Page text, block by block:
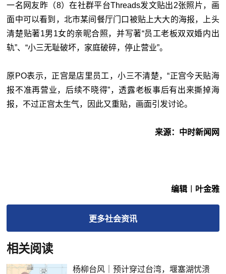
一名网友昨（8）在社群平台Threads发文贴出2张照片，画
面中可以看到，北市某间餐厅门口被贴上大大的海报，上头
清楚贴著1男1女的亲昵合照，并写著“员工老板双双婚内出
轨”、“小三无耻破坏，家庭破碎，停止营业”。
原PO表示，正宫是店里员工，小三不清楚，“正宫今天贴海
报不准再营业，后续不晓得”，透露老板事后有出来撕掉海
报，不过正宫太生气，因此又重贴，画面引发讨论。
来源：中时新闻网
编辑︱叶金雅
更多社会资讯
相关阅读
杨柳台风｜预计穿过台湾，堰塞湖忧溃